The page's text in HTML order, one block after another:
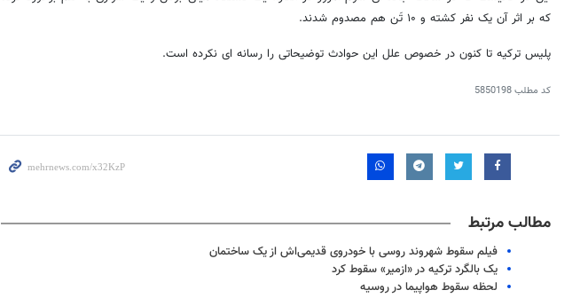
که بر اثر آن یک نفر کشته و ۱۰ تَن هم مصدوم شدند.
پلیس ترکیه تا کنون در خصوص علل این حوادث توضیحاتی را رسانه ای نکرده است.
کد مطلب5850198
مطالب مرتبط
فیلم سقوط شهروند روسی با خودروی قدیمی‌اش از یک ساختمان
یک بالگرد ترکیه در «ازمیر» سقوط کرد
لحظه سقوط هواپیما در روسیه